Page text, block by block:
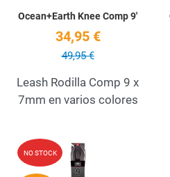
Ocean+Earth Knee Comp 9'
34,95 €
49,95 €
Leash Rodilla Comp 9 x
7mm en varios colores
NO STOCK